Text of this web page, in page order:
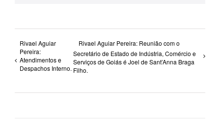
Rivael Aguiar
Pereira:
Atendimentos e
Despachos Interno.
Rivael Aguiar Pereira: Reunião com o
Secretário de Estado de Indústria, Comércio e
Serviços de Goiás é Joel de Sant’Anna Braga
Filho.